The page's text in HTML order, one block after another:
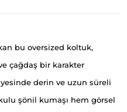
bu oversized koltuk,
çağdaş bir karakter
derin ve uzun süreli
şönil kumaşı hem görsel